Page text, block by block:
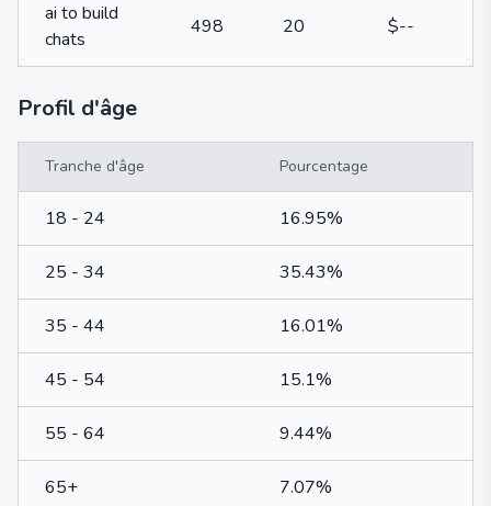
ai to build
chats
498 20 $--
Profil d'âge
Tranche d'âge Pourcentage
18 - 24 16.95%
25 - 34 35.43%
35 - 44 16.01%
45 - 54 15.1%
55 - 64 9.44%
65+ 7.07%